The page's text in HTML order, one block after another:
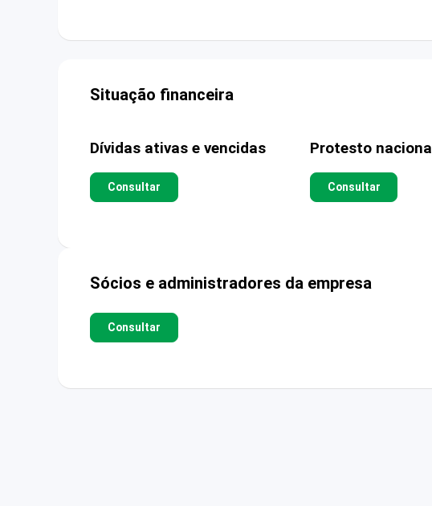
Situação financeira
Dívidas ativas e vencidas
Consultar
Protesto nacional
Consultar
Sócios e administradores da empresa
Consultar